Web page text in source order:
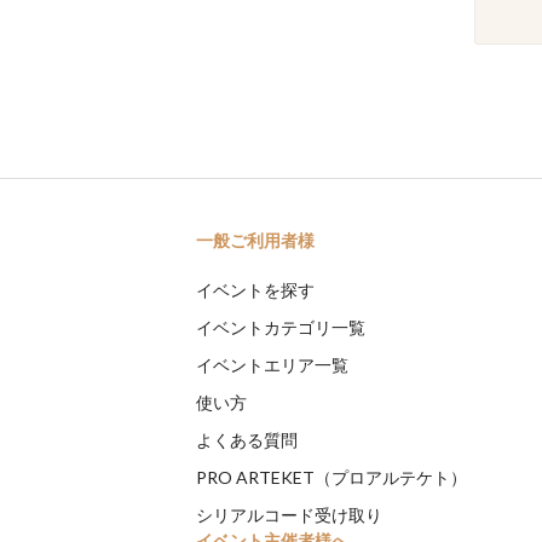
一般ご利用者様
イベントを探す
イベントカテゴリ一覧
イベントエリア一覧
使い方
よくある質問
PRO ARTEKET（プロアルテケト）
シリアルコード受け取り